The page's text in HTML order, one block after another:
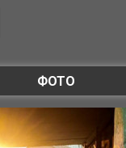
ФОТО